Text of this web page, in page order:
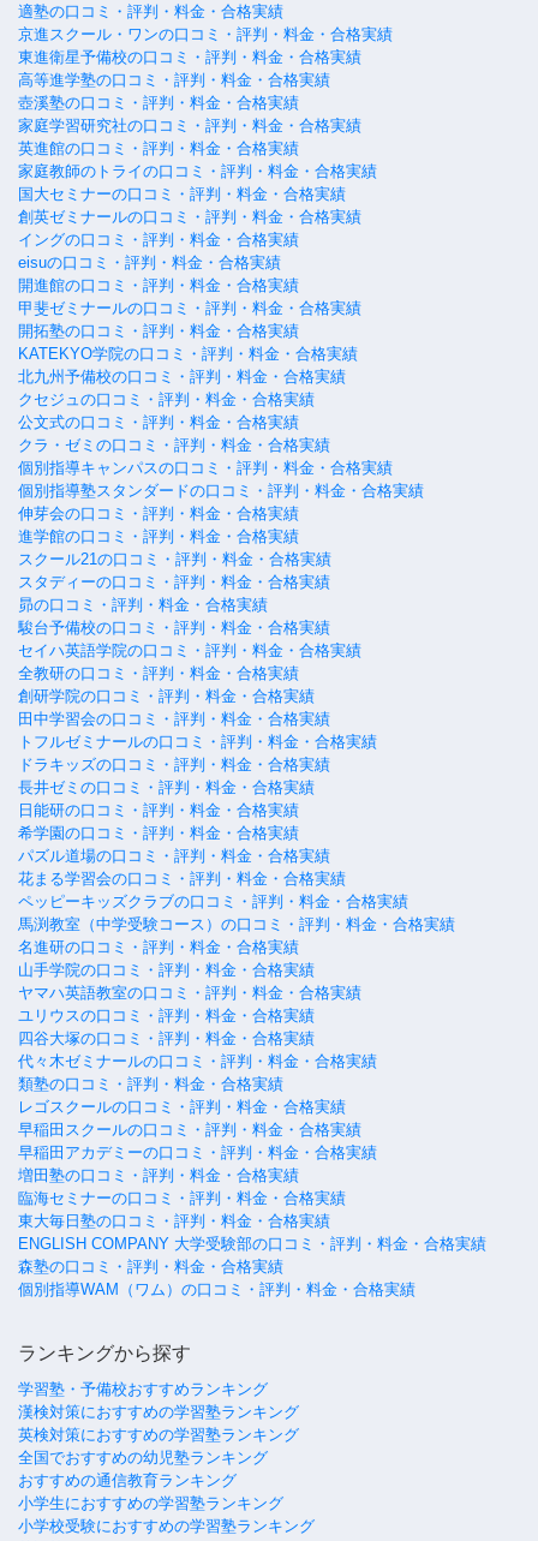
適塾の口コミ・評判・料金・合格実績
京進スクール・ワンの口コミ・評判・料金・合格実績
東進衛星予備校の口コミ・評判・料金・合格実績
高等進学塾の口コミ・評判・料金・合格実績
壺溪塾の口コミ・評判・料金・合格実績
家庭学習研究社の口コミ・評判・料金・合格実績
英進館の口コミ・評判・料金・合格実績
家庭教師のトライの口コミ・評判・料金・合格実績
国大セミナーの口コミ・評判・料金・合格実績
創英ゼミナールの口コミ・評判・料金・合格実績
イングの口コミ・評判・料金・合格実績
eisuの口コミ・評判・料金・合格実績
開進館の口コミ・評判・料金・合格実績
甲斐ゼミナールの口コミ・評判・料金・合格実績
開拓塾の口コミ・評判・料金・合格実績
KATEKYO学院の口コミ・評判・料金・合格実績
北九州予備校の口コミ・評判・料金・合格実績
クセジュの口コミ・評判・料金・合格実績
公文式の口コミ・評判・料金・合格実績
クラ・ゼミの口コミ・評判・料金・合格実績
個別指導キャンパスの口コミ・評判・料金・合格実績
個別指導塾スタンダードの口コミ・評判・料金・合格実績
伸芽会の口コミ・評判・料金・合格実績
進学館の口コミ・評判・料金・合格実績
スクール21の口コミ・評判・料金・合格実績
スタディーの口コミ・評判・料金・合格実績
昴の口コミ・評判・料金・合格実績
駿台予備校の口コミ・評判・料金・合格実績
セイハ英語学院の口コミ・評判・料金・合格実績
全教研の口コミ・評判・料金・合格実績
創研学院の口コミ・評判・料金・合格実績
田中学習会の口コミ・評判・料金・合格実績
トフルゼミナールの口コミ・評判・料金・合格実績
ドラキッズの口コミ・評判・料金・合格実績
長井ゼミの口コミ・評判・料金・合格実績
日能研の口コミ・評判・料金・合格実績
希学園の口コミ・評判・料金・合格実績
パズル道場の口コミ・評判・料金・合格実績
花まる学習会の口コミ・評判・料金・合格実績
ペッピーキッズクラブの口コミ・評判・料金・合格実績
馬渕教室（中学受験コース）の口コミ・評判・料金・合格実績
名進研の口コミ・評判・料金・合格実績
山手学院の口コミ・評判・料金・合格実績
ヤマハ英語教室の口コミ・評判・料金・合格実績
ユリウスの口コミ・評判・料金・合格実績
四谷大塚の口コミ・評判・料金・合格実績
代々木ゼミナールの口コミ・評判・料金・合格実績
類塾の口コミ・評判・料金・合格実績
レゴスクールの口コミ・評判・料金・合格実績
早稲田スクールの口コミ・評判・料金・合格実績
早稲田アカデミーの口コミ・評判・料金・合格実績
増田塾の口コミ・評判・料金・合格実績
臨海セミナーの口コミ・評判・料金・合格実績
東大毎日塾の口コミ・評判・料金・合格実績
ENGLISH COMPANY 大学受験部の口コミ・評判・料金・合格実績
森塾の口コミ・評判・料金・合格実績
個別指導WAM（ワム）の口コミ・評判・料金・合格実績
ランキングから探す
学習塾・予備校おすすめランキング
漢検対策におすすめの学習塾ランキング
英検対策におすすめの学習塾ランキング
全国でおすすめの幼児塾ランキング
おすすめの通信教育ランキング
小学生におすすめの学習塾ランキング
小学校受験におすすめの学習塾ランキング